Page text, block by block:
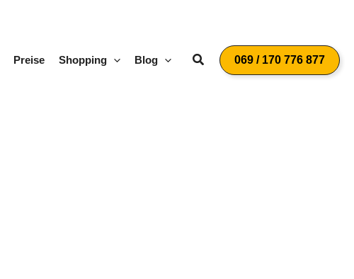
Preise Shopping Blog Suchen069 / 170 776 877